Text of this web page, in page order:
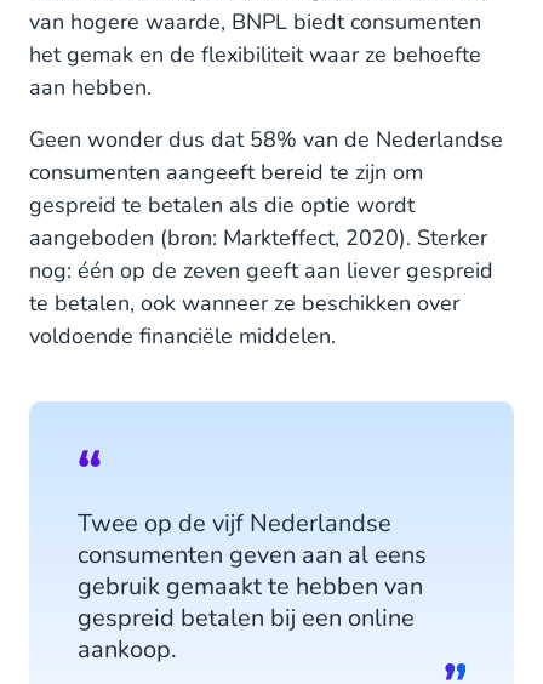
Voor retailers: wat levert het op?
Gespreid betalen als onderdeel van je
van hogere waarde, BNPL biedt consumenten
het gemak en de flexibiliteit waar ze behoefte
aan hebben.
Geen wonder dus dat 58% van de Nederlandse
consumenten aangeeft bereid te zijn om
gespreid te betalen als die optie wordt
aangeboden (bron: Markteffect, 2020). Sterker
nog: één op de zeven geeft aan liever gespreid
te betalen, ook wanneer ze beschikken over
voldoende financiële middelen.
Twee op de vijf Nederlandse
consumenten geven aan al eens
gebruik gemaakt te hebben van
gespreid betalen bij een online
aankoop.